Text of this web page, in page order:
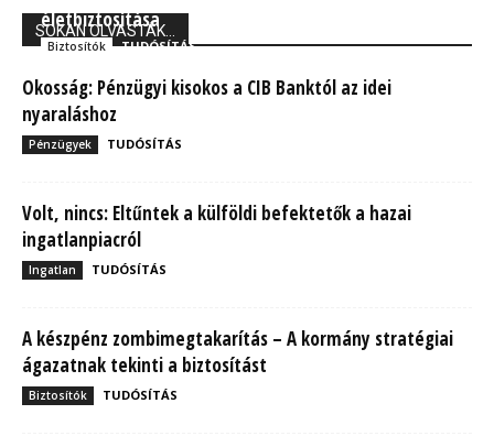
SOKAN OLVASTÁK...
életbiztosítása
Biztosítók TUDÓSÍTÁS
Okosság: Pénzügyi kisokos a CIB Banktól az idei
nyaraláshoz
Pénzügyek TUDÓSÍTÁS
Volt, nincs: Eltűntek a külföldi befektetők a hazai
ingatlanpiacról
Ingatlan TUDÓSÍTÁS
A készpénz zombimegtakarítás – A kormány stratégiai
ágazatnak tekinti a biztosítást
Biztosítók TUDÓSÍTÁS